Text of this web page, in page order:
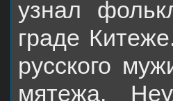
узнал
граде
русского
мятежа.